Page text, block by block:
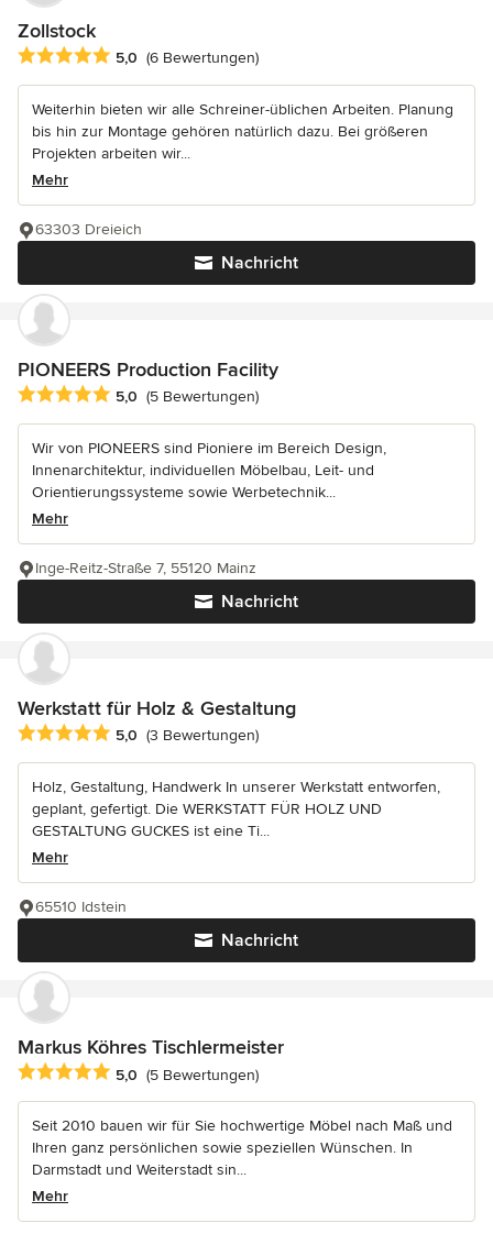
Zollstock
Durchschnittliche Bewertung: 5 von 5 Sternen
5,0 (6 Bewertungen)
Weiterhin bieten wir alle Schreiner-üblichen Arbeiten. Planung
bis hin zur Montage gehören natürlich dazu. Bei größeren
Projekten arbeiten wir...
Mehr
Nachricht
63303 Dreieich
PIONEERS Production Facility
Durchschnittliche Bewertung: 5 von 5 Sternen
5,0 (5 Bewertungen)
Wir von PIONEERS sind Pioniere im Bereich Design,
Innenarchitektur, individuellen Möbelbau, Leit- und
Orientierungssysteme sowie Werbetechnik...
Mehr
Nachricht
Inge-Reitz-Straße 7, 55120 Mainz
Werkstatt für Holz & Gestaltung
Durchschnittliche Bewertung: 5 von 5 Sternen
5,0 (3 Bewertungen)
Holz, Gestaltung, Handwerk In unserer Werkstatt entworfen,
geplant, gefertigt. Die WERKSTATT FÜR HOLZ UND
GESTALTUNG GUCKES ist eine Ti...
Mehr
Nachricht
65510 Idstein
Markus Köhres Tischlermeister
Durchschnittliche Bewertung: 5 von 5 Sternen
5,0 (5 Bewertungen)
Seit 2010 bauen wir für Sie hochwertige Möbel nach Maß und
Ihren ganz persönlichen sowie speziellen Wünschen. In
Darmstadt und Weiterstadt sin...
Mehr